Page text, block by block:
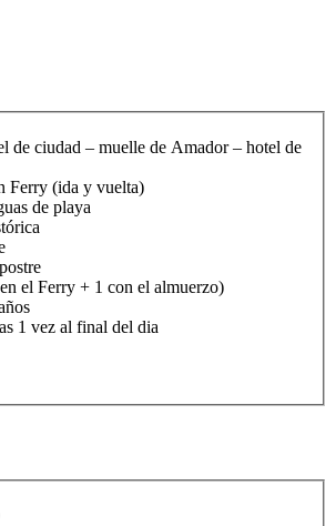
de ciudad – muelle de Amador – hotel de
Ferry (ida y vuelta)
de playa
el Ferry + 1 con el almuerzo)
1 vez al final del dia